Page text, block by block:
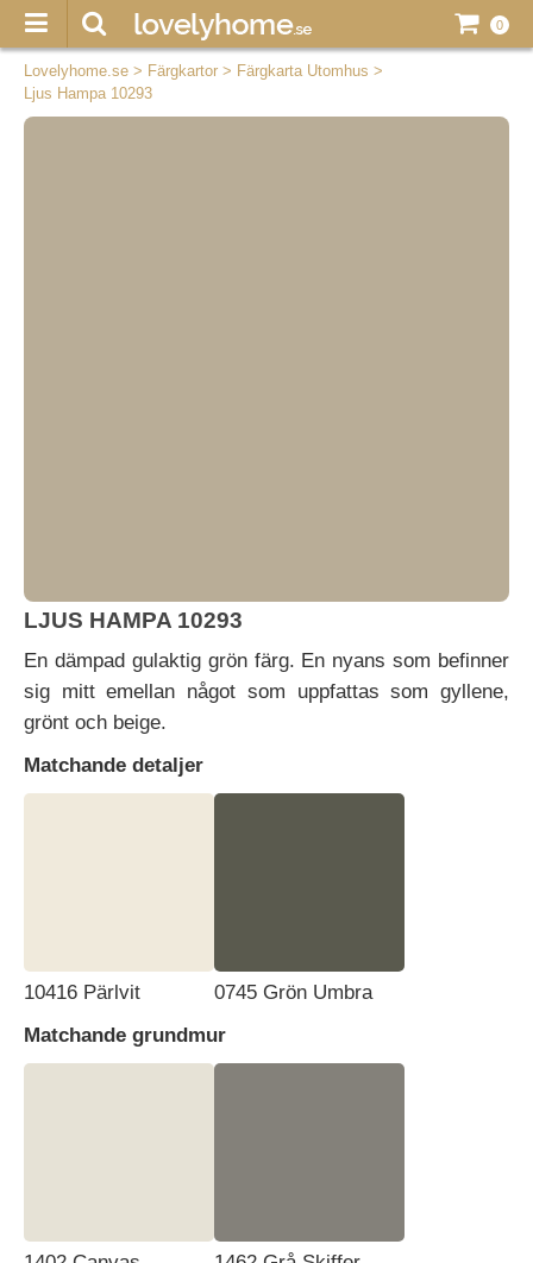
0
Lovelyhome.se > Färgkartor > Färgkarta Utomhus >
Ljus Hampa 10293
LJUS HAMPA 10293
En dämpad gulaktig grön färg. En nyans som befinner
sig mitt emellan något som uppfattas som gyllene,
grönt och beige.
Matchande detaljer
10416 Pärlvit
0745 Grön Umbra
Matchande grundmur